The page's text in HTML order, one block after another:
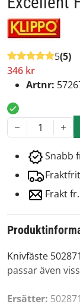
5(5)
346 kr
Artnr:
1
Snabb
Frakt
Knivfäste
passar även
Ersätter: